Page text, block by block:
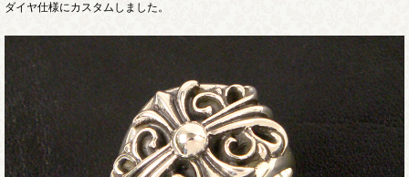
ダイヤ仕様にカスタムしました。